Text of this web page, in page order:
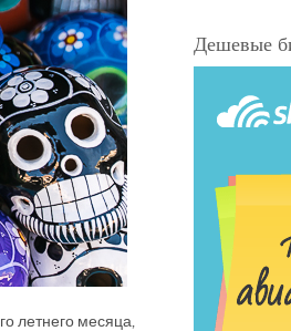
летнего месяца,
Дешевые